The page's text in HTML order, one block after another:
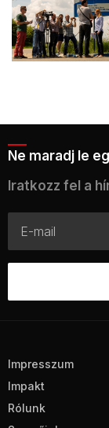
Ne maradj le
Iratkozz fel a
Impresszum
Impakt
Rólunk